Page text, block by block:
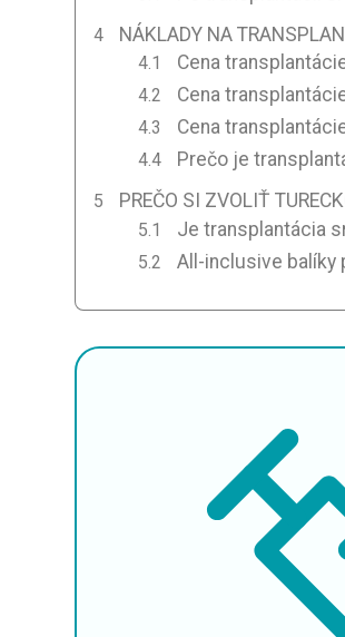
NÁKLADY NA
Cena
Cena
Cena
Prečo je
PREČO SI ZVOLIŤ
Je transplantácia
All-inclusive balíky